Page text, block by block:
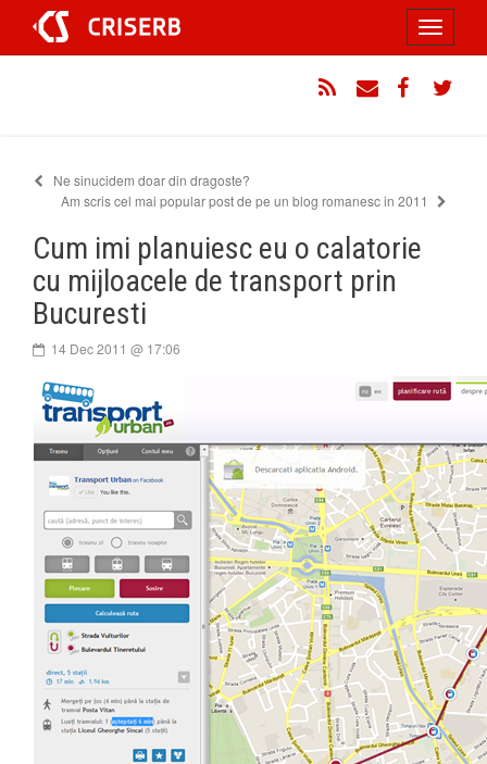
conținut
Toggle
Ne sinucidem doar din dragoste?
Am scris cel mai popular post de pe un blog romanesc in 2011
Cum imi planuiesc eu o calatorie
cu mijloacele de transport prin
Bucuresti
14 Dec 2011 @ 17:06